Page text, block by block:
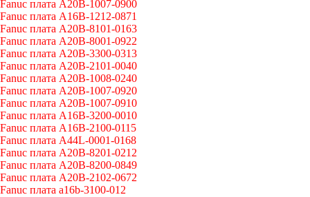
Fanuc плата A20B-1007-0900
Fanuc плата A16B-1212-0871
Fanuc плата A20B-8101-0163
Fanuc плата A20B-8001-0922
Fanuc плата A20B-3300-0313
Fanuc плата A20B-2101-0040
Fanuc плата A20B-1008-0240
Fanuc плата A20B-1007-0920
Fanuc плата A20B-1007-0910
Fanuc плата A16B-3200-0010
Fanuc плата A16B-2100-0115
Fanuc плата A44L-0001-0168
Fanuc плата A20B-8201-0212
Fanuc плата A20B-8200-0849
Fanuc плата A20B-2102-0672
Fanuc плата a16b-3100-012